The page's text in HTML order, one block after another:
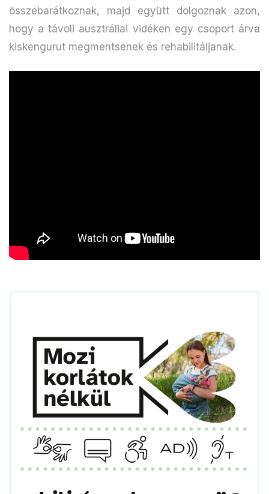
összebarátkoznak, majd együtt dolgoznak azon,
hogy a távoli ausztráliai vidéken egy csoport árva
kiskengurut megmentsenek és rehabilitáljanak.